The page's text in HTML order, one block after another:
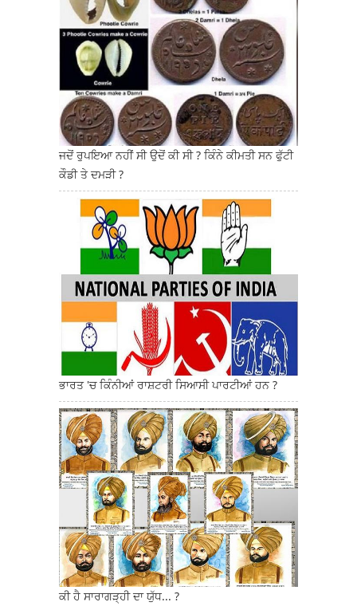
ਜਦੋਂ ਰੁਪਇਆ ਨਹੀਂ ਸੀ ਉਦੋਂ ਕੀ ਸੀ ? ਕਿੰਨੇ ਕੀਮਤੀ ਸਨ ਫੁੱਟੀ
ਕੌਡੀ ਤੇ ਦਮੜੀ ?
ਭਾਰਤ 'ਚ ਕਿੰਨੀਆਂ ਰਾਸ਼ਟਰੀ ਸਿਆਸੀ ਪਾਰਟੀਆਂ ਹਨ ?
ਕੀ ਹੈ ਸਾਰਾਗੜ੍ਹੀ ਦਾ ਯੁੱਧ... ?